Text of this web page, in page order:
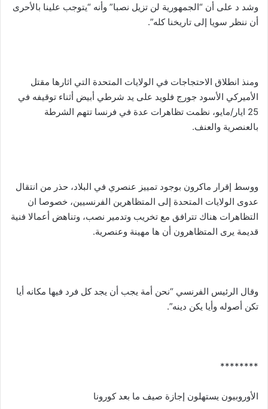
وشد د على أن “الجمهورية لن تزيل نصبا” وأنه “يتوجب علينا بالأحرى
أن ننظر سويا إلى تاريخنا كله”.
ومنذ انطلاق الاحتجاجات في الولايات المتحدة التي اثارها مقتل
الأميركي الأسود جورج فلويد على يد شرطي أبيض أثناء توقيفه في
25 ايار/مايو، نظمت تظاهرات عدة في فرنسا تتهم الشرطة
بالعنصرية والعنف.
ووسط إقرار ماكرون بوجود تمييز عنصري في البلاد، حذر من انتقال
عدوى الولايات المتحدة إلى المتظاهرين الفرنسيين، خصوصا ان
التظاهرات هناك تترافق مع تخريب وتدمير نصب، وتناهض أعمالا فنية
قديمة يرى المتظاهرون أن ها مهينة وعنصرية.
وقال الرئيس الفرنسي “نحن أمة يجب أن يجد كل فرد فيها مكانه أيا
تكن أصوله وأيا يكن دينه”.
********
الأوروبيون يستهلون إجازة صيف ما بعد كورونا